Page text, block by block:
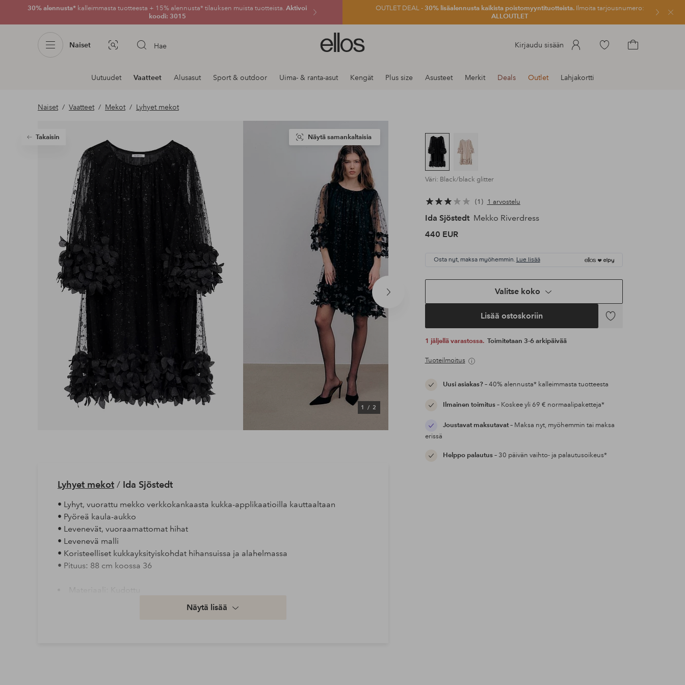
30% alennusta* kalleimmasta tuotteesta + 15% alennusta* tilauksen muista tuotteista. Aktivoi
koodi: 3015
OUTLET DEAL -30% lisäalennusta kaikista poistomyyntituotteista.Ilmoita tarjousnumero:
ALLOUTLET
Sulje
Naiset Kuvahaku Hae
Ellos-
logo
siirry
Kirjaudu sisään
Siirry
Navigointi
osastoilla
Uutuudet Vaatteet Alusasut Sport & outdoor Uima- & ranta-asut Kengät Plus size Asusteet Merkit Deals Outlet Lahjakortti
Naiset Vaatteet Mekot Lyhyet mekot
Takaisin
Seuraava
1/ 2
Näytä samankaltaisia
Väri: Black/black glitter
1 1 arvostelu
Ida Sjöstedt Mekko Riverdress
440 EUR
Osta nyt, maksa myöhemmin. Lue lisää
Valitse koko
Lisää ostoskoriin
Lisää
1 jäljellä varastossa. Toimitetaan 3-6 arkipäivää
Tuoteilmoitus
Uusi asiakas?– 40% alennusta* kalleimmasta tuotteesta
Ilmainen toimitus– Koskee yli 69 € normaalipaketteja*
Joustavat maksutavat– Maksa nyt, myöhemmin tai maksa
erissä
Helppo palautus– 30 päivän vaihto- ja palautusoikeus*
Lyhyet mekot/ Ida Sjöstedt
• Lyhyt, vuorattu mekko verkkokankaasta kukka-applikaatioilla kauttaaltaan
• Pyöreä kaula-aukko
• Levenevät, vuoraamattomat hihat
• Levenevä malli
• Koristeelliset kukkayksityiskohdat hihansuissa ja alahelmassa
• Pituus: 88 cm koossa 36
Materiaali: Kudottu
Näytä lisää